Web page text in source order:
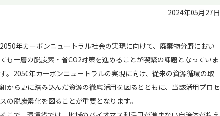
2024年05月27日
2050年カーボンニュートラル社会の実現に向けて、廃棄物分野におい
ても一層の脱炭素・省CO2対策を進めることが喫緊の課題となっていま
す。2050年カーボンニュートラルの実現に向け、従来の資源循環の取
組から更に踏み込んだ資源の徹底活用を図るとともに、当該活用プロセ
スの脱炭素化を図ることが重要となります。